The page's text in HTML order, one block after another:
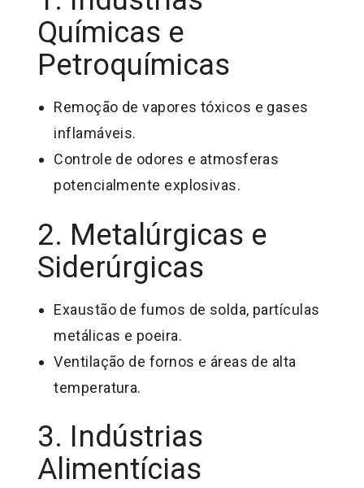
Químicas e
Petroquímicas
Remoção de vapores tóxicos e gases
inflamáveis.
Controle de odores e atmosferas
potencialmente explosivas.
2. Metalúrgicas e
Siderúrgicas
Exaustão de fumos de solda, partículas
metálicas e poeira.
Ventilação de fornos e áreas de alta
temperatura.
3. Indústrias
Alimentícias